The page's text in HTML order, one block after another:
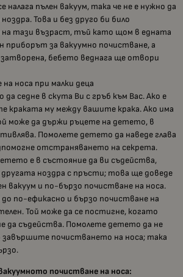
налага пълен вакуум, така че не е нужно да
Това и без друго би било
на тази възраст, тъй като щом в едната
приборът за вакуумно почистване, а
бебето веднага ще отвори
носа при малки деца
седне в скута Ви с гръб към Вас. Ако е
краката му между вашите крака. Ако има
може да държи ръцете на детето, в
Помолете детето да наведе глава
отстраняването на секрета.
е в състояние да ви съдейства,
ноздра с пръсти; това ще доведе
вакуум и по-бързо почистване на носа.
по-ефикасно и бързо почистване на
Той може да се постигне, когато
да съдейства. Помолете детето да не
почистването на носа; така
почистване на носа: